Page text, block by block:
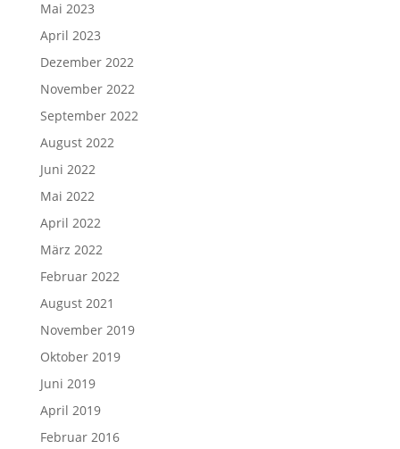
Mai 2023
April 2023
Dezember 2022
November 2022
September 2022
August 2022
Juni 2022
Mai 2022
April 2022
März 2022
Februar 2022
August 2021
November 2019
Oktober 2019
Juni 2019
April 2019
Februar 2016